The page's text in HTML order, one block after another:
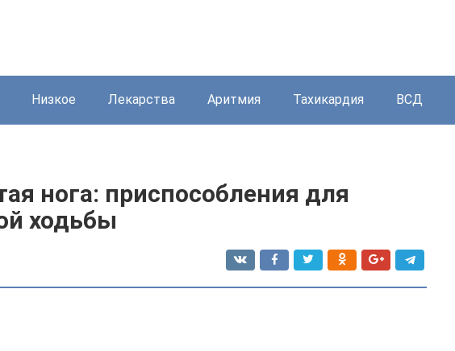
Низкое Лекарства Аритмия Тахикардия ВСД
нога: приспособления для
ходьбы